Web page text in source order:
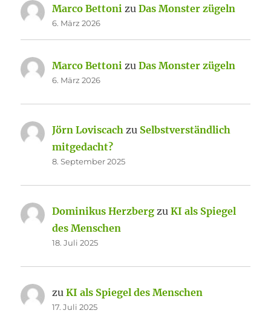
Marco Bettoni zuDas Monster zügeln
6. März 2026
Marco Bettoni zuDas Monster zügeln
6. März 2026
Jörn Loviscach zu Selbstverständlich
mitgedacht?
8. September 2025
Dominikus Herzberg zuKI als Spiegel
des Menschen
18. Juli 2025
zuKI als Spiegel des Menschen
17. Juli 2025